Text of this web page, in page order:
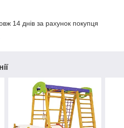
14 днів за рахунок покупця